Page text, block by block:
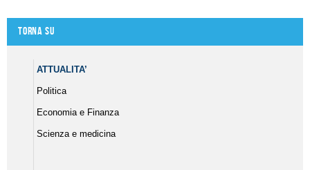
Torna su
ATTUALITA’
Politica
Economia e Finanza
Scienza e medicina